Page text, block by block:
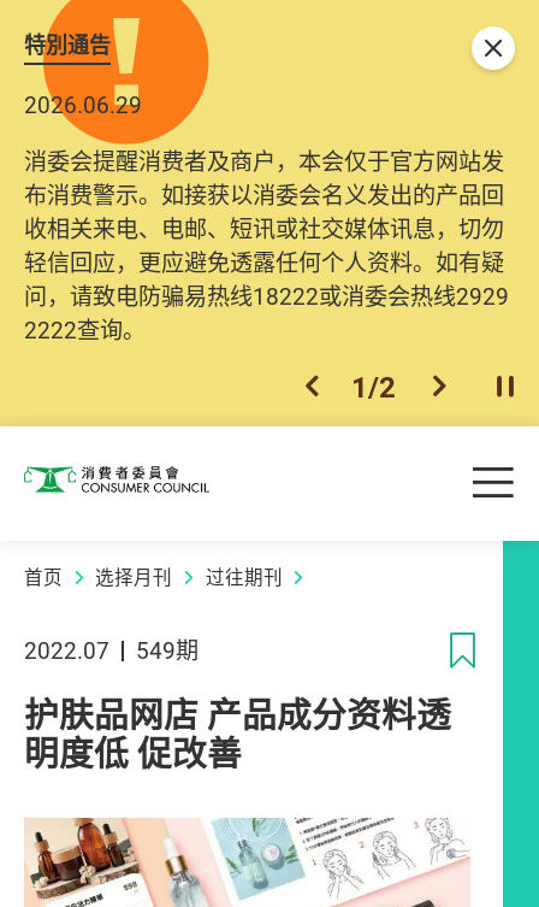
特別通告
2026.06.29
消委会提醒消费者及商户，本会仅于官方网站发
布消费警示。如接获以消委会名义发出的产品回
收相关来电、电邮、短讯或社交媒体讯息，切勿
轻信回应，更应避免透露任何个人资料。如有疑
问，请致电防骗易热线18222或消委会热线2929
2222查询。
上一个
1/2 下一个开
关闭
消费者委员会 目
首页 选择月刊 过往期刊
2022.07 549期
护肤品网店 产品成分资料透
明度低 促改善